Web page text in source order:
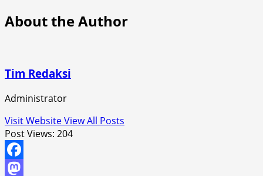
About the Author
Tim Redaksi
Administrator
Visit WebsiteView All Posts
Post Views: 204
Facebook